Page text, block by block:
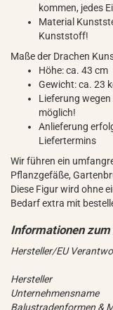
kommen, jedes
Material
Kunststoff!
Maße der Drachen
Höhe: ca. 43 cm
Gewicht: ca. 23
Lieferung
möglich!
Anlieferung
Liefertermins
Wir führen ein
Pflanzgefäße,
Diese Figur wird ohne
Bedarf extra mit
Hersteller/EU
Hersteller
Unternehmensname
Balustradenformen &